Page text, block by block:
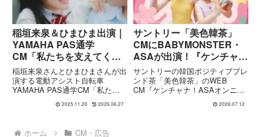
稲垣来泉＆ひまひま出演｜
YAMAHA PAS通学
CM「私たちを支えてくれ
る存在」篇
稲垣来泉さんとひまひまさんが出
演する電動アシスト自転車
YAMAHA PAS通学CM「私たち
放映時期、通学向けモデルPAS
2025.11.20 2026.06.27
サントリー「美色韓茶」
CMにBABYMONSTER・
ASAが出演！『ケンチャ
ナ！ASAオンニ』篇の魅力
を紹介
サントリーの韓国ポジティブブレ
ンド茶「美色韓茶」のWEB
CM『ケンチャナ！ASAオンニ』
るのは、K-POPガールズグルー
2026.07.12
ホーム CM・広告